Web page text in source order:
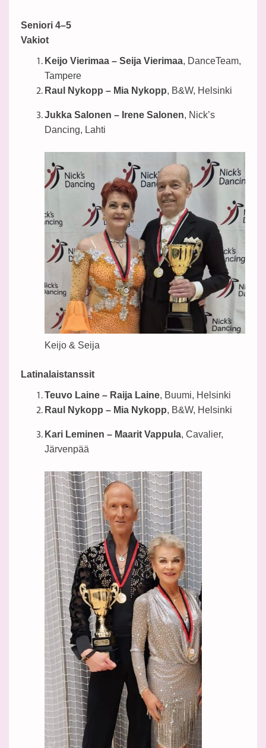
Seniori 4–5
Vakiot
Keijo Vierimaa – Seija Vierimaa, DanceTeam,
Tampere
Raul Nykopp – Mia Nykopp, B&W, Helsinki
Jukka Salonen – Irene Salonen, Nick’s
Dancing, Lahti
Keijo & Seija
Latinalaistanssit
Teuvo Laine – Raija Laine, Buumi, Helsinki
Raul Nykopp – Mia Nykopp, B&W, Helsinki
Kari Leminen – Maarit Vappula, Cavalier,
Järvenpää